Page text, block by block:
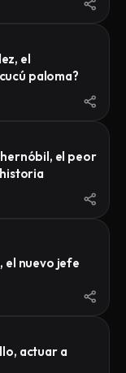
el
paloma?
el peor
el nuevo jefe
actuar a